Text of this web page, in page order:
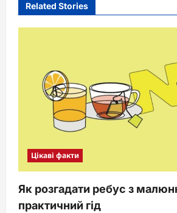
Related Stories
Цікаві факти
Як розгадати ребус з
практичний гід